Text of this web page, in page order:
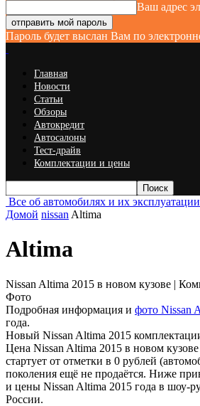
Ваш адрес
Пароль будет выслан Вам по
Главная
Новости
Статьи
Обзоры
Автокредит
Автосалоны
Тест-драйв
Комплектации и цены
Все об автомобилях и их эксплуатации
Домой nissan Altima
Altima
Nissan Altima 2015 в новом кузове |
Фото
Подробная информация и фото Nissan
года.
Новый Nissan Altima 2015
Цена Nissan Altima 2015 в новом
стартует от отметки в 0 рублей
поколения ещё не продаётся. Ниже
и цены Nissan Altima 2015 года в шоу-
России.